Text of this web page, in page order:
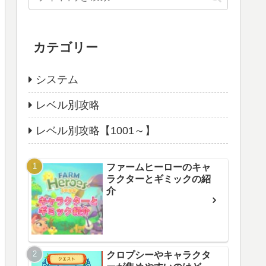
カテゴリー
システム
レベル別攻略
レベル別攻略【1001～】
ファームヒーローのキャ
ラクターとギミックの紹
介
クロプシーやキャラクタ